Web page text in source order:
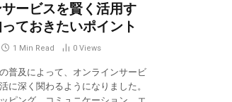
ービスを賢く活用す
ておきたいポイント
1 Min Read 0 Views
普及によって、オンラインサービ
に深く関わるようになりました。